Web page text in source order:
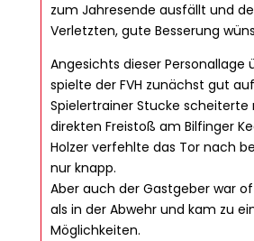
zum Jahresende ausfällt und
Verletzten, gute Besserung
Angesichts dieser Personallage
spielte der FVH zunächst gut
Spielertrainer Stucke
direkten Freistoß am Bilfinger
Holzer verfehlte das Tor nach
nur knapp.
Aber auch der Gastgeber war
als in der Abwehr und kam zu
Möglichkeiten.